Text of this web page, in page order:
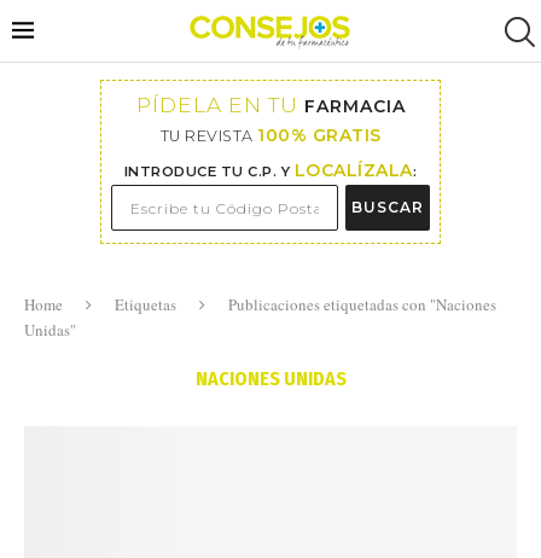
PÍDELA EN TU FARMACIA
TU REVISTA 100% GRATIS
INTRODUCE TU C.P. Y LOCALÍZALA:
BUSCAR
Home Etiquetas
Publicaciones etiquetadas con "Naciones
Unidas"
NACIONES UNIDAS